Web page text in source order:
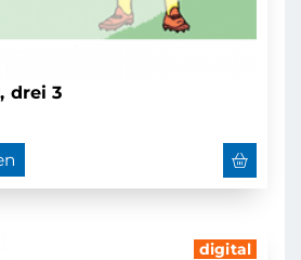
drei 3
digital